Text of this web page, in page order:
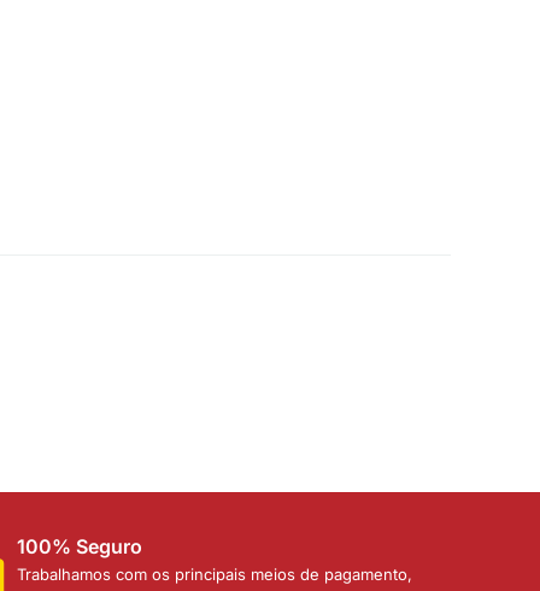
100% Seguro
Trabalhamos com os principais meios de pagamento,